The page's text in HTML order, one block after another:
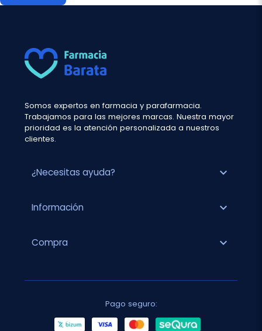
Somos expertos en farmacia y parafarmacia.
Trabajamos para las mejores marcas. Nuestra mayor
prioridad es la atención personalizada a nuestros
clientes.
¿Necesitas ayuda? expand_more
Información expand_more
Compra expand_more
Pago seguro: